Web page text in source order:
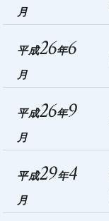
月
平成26年6
月
平成26年9
月
平成29年4
月